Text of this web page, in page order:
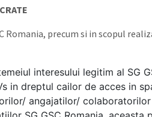
precum si in scopul
interesului legitim al SG
in dreptul cailor de acces in
angajatilor/